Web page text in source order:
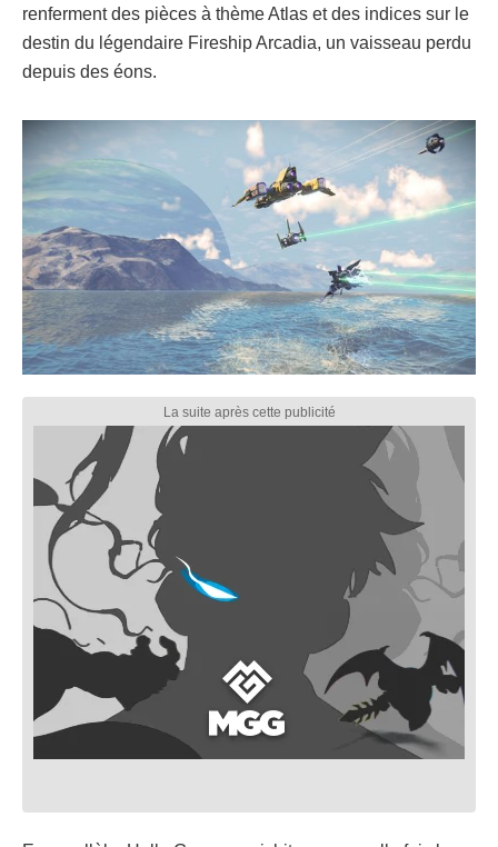
renferment des pièces à thème Atlas et des indices sur le
destin du légendaire Fireship Arcadia, un vaisseau perdu
depuis des éons.